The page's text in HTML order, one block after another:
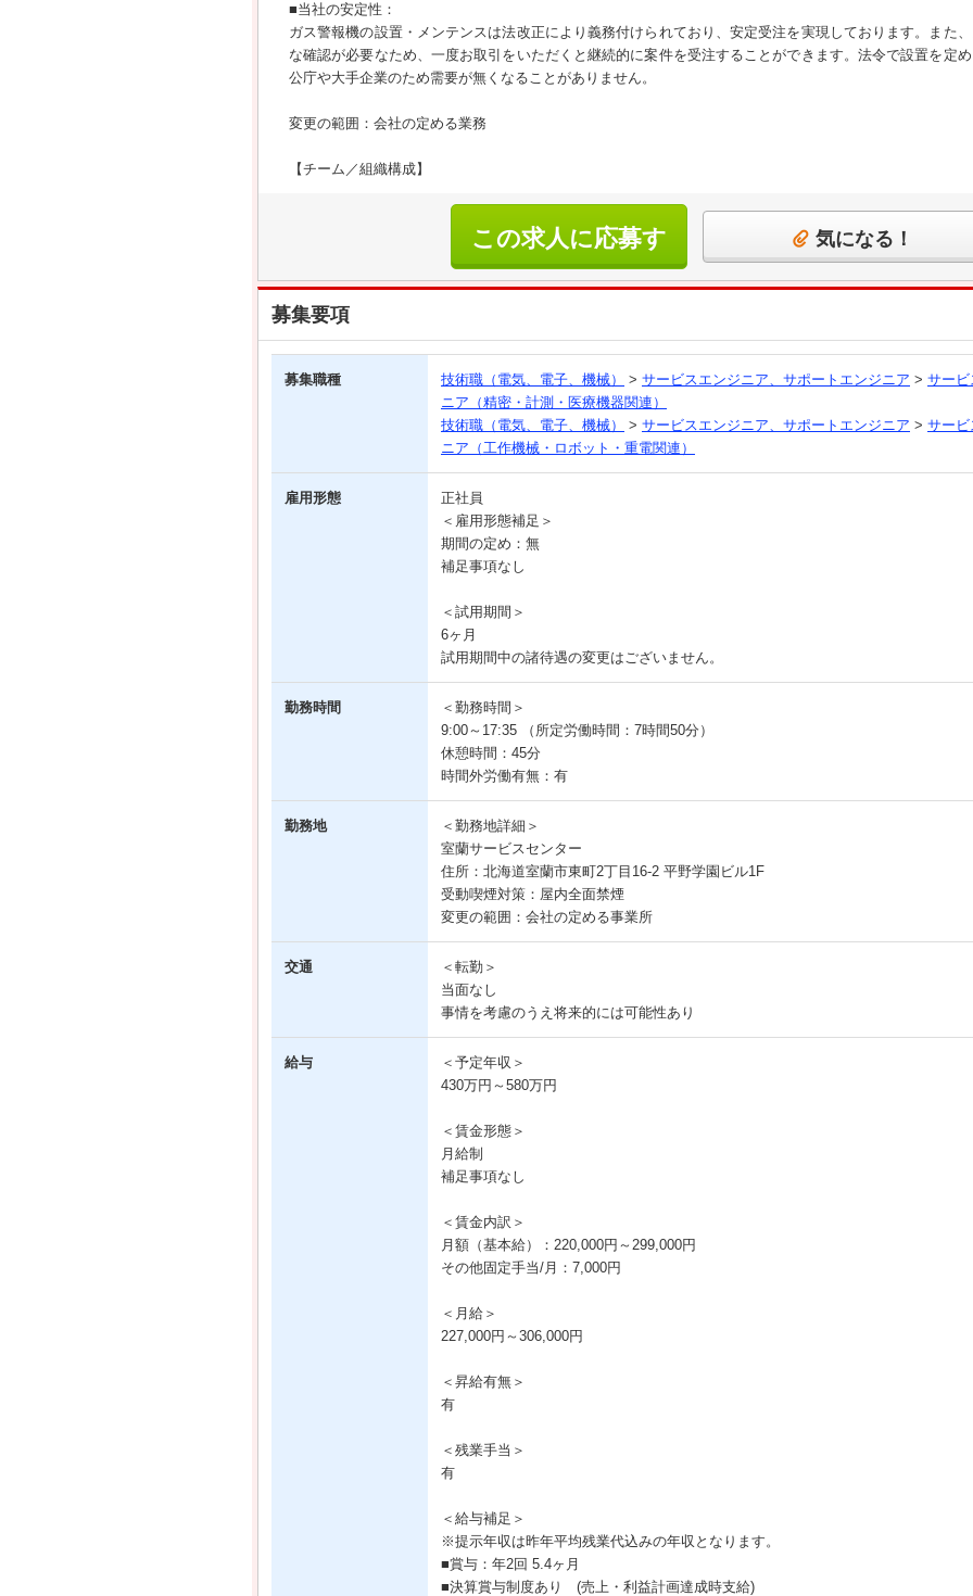
■当社の安定性：
ガス警報機の設置・メンテンスは法改正により義務付けられており、安定受注を実現しております。また
な確認が必要なため、一度お取引をいただくと継続的に案件を受注することができます。法令で設置を定
公庁や大手企業のため需要が無くなることがありません。
変更の範囲：会社の定める業務
【チーム／組織構成】
この求人に応募す
る
気になる！
募集要項
募集職種 技術職（電気、電子、機械） > サービスエンジニア、サポートエンジニア > サービ
ニア（精密・計測・医療機器関連）
技術職（電気、電子、機械）
> サービスエンジニア、サポートエンジニア > サービ
ニア（工作機械・ロボット・重電関連）
雇用形態
正社員
＜雇用形態補足＞
期間の定め：無
補足事項なし
＜試用期間＞
6ヶ月
試用期間中の諸待遇の変更はございません。
勤務時間
＜勤務時間＞
9:00～17:35 （所定労働時間：7時間50分）
休憩時間：45分
時間外労働有無：有
勤務地
＜勤務地詳細＞
室蘭サービスセンター
住所：北海道室蘭市東町2丁目16-2 平野学園ビル1F
受動喫煙対策：屋内全面禁煙
変更の範囲：会社の定める事業所
交通
＜転勤＞
当面なし
事情を考慮のうえ将来的には可能性あり
給与
＜予定年収＞
430万円～580万円
＜賃金形態＞
月給制
補足事項なし
＜賃金内訳＞
月額（基本給）：220,000円～299,000円
その他固定手当/月：7,000円
＜月給＞
227,000円～306,000円
＜昇給有無＞
有
＜残業手当＞
有
＜給与補足＞
※提示年収は昨年平均残業代込みの年収となります。
■賞与：年2回 5.4ヶ月
■決算賞与制度あり (売上・利益計画達成時支給)